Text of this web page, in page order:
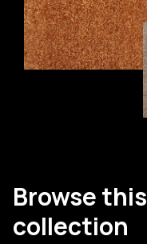
Browse this
collection